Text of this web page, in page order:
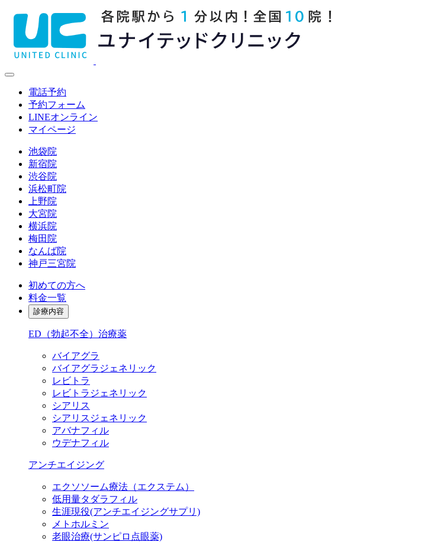
電話予約
予約フォーム
LINEオンライン
マイページ
池袋院
新宿院
渋谷院
浜松町院
上野院
大宮院
横浜院
梅田院
なんば院
神戸三宮院
初めての方へ
料金一覧
診療内容
ED（勃起不全）治療薬
バイアグラ
バイアグラジェネリック
レビトラ
レビトラジェネリック
シアリス
シアリスジェネリック
アバナフィル
ウデナフィル
アンチエイジング
エクソソーム療法（エクステム）
低用量タダラフィル
生涯現役(アンチエイジングサプリ)
メトホルミン
老眼治療(サンピロ点眼薬)